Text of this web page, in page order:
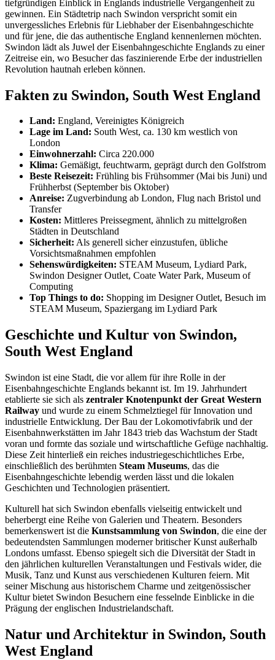
tiefgründigen Einblick in Englands industrielle Vergangenheit zu
gewinnen. Ein Städtetrip nach Swindon verspricht somit ein
unvergessliches Erlebnis für Liebhaber der Eisenbahngeschichte
und für jene, die das authentische England kennenlernen möchten.
Swindon lädt als Juwel der Eisenbahngeschichte Englands zu einer
Zeitreise ein, wo Besucher das faszinierende Erbe der industriellen
Revolution hautnah erleben können.
Fakten zu Swindon, South West England
Land: England, Vereinigtes Königreich
Lage im Land: South West, ca. 130 km westlich von
London
Einwohnerzahl: Circa 220.000
Klima: Gemäßigt, feuchtwarm, geprägt durch den Golfstrom
Beste Reisezeit: Frühling bis Frühsommer (Mai bis Juni) und
Frühherbst (September bis Oktober)
Anreise: Zugverbindung ab London, Flug nach Bristol und
Transfer
Kosten: Mittleres Preissegment, ähnlich zu mittelgroßen
Städten in Deutschland
Sicherheit: Als generell sicher einzustufen, übliche
Vorsichtsmaßnahmen empfohlen
Sehenswürdigkeiten: STEAM Museum, Lydiard Park,
Swindon Designer Outlet, Coate Water Park, Museum of
Computing
Top Things to do: Shopping im Designer Outlet, Besuch im
STEAM Museum, Spaziergang im Lydiard Park
Geschichte und Kultur von Swindon,
South West England
Swindon ist eine Stadt, die vor allem für ihre Rolle in der
Eisenbahngeschichte Englands bekannt ist. Im 19. Jahrhundert
etablierte sie sich als zentraler Knotenpunkt der Great Western
Railway und wurde zu einem Schmelztiegel für Innovation und
industrielle Entwicklung. Der Bau der Lokomotivfabrik und der
Eisenbahnwerkstätten im Jahr 1843 trieb das Wachstum der Stadt
voran und formte das soziale und wirtschaftliche Gefüge nachhaltig.
Diese Zeit hinterließ ein reiches industriegeschichtliches Erbe,
einschließlich des berühmten Steam Museums, das die
Eisenbahngeschichte lebendig werden lässt und die lokalen
Geschichten und Technologien präsentiert.
Kulturell hat sich Swindon ebenfalls vielseitig entwickelt und
beherbergt eine Reihe von Galerien und Theatern. Besonders
bemerkenswert ist die Kunstsammlung von Swindon, die eine der
bedeutendsten Sammlungen moderner britischer Kunst außerhalb
Londons umfasst. Ebenso spiegelt sich die Diversität der Stadt in
den jährlichen kulturellen Veranstaltungen und Festivals wider, die
Musik, Tanz und Kunst aus verschiedenen Kulturen feiern. Mit
seiner Mischung aus historischem Charme und zeitgenössischer
Kultur bietet Swindon Besuchern eine fesselnde Einblicke in die
Prägung der englischen Industrielandschaft.
Natur und Architektur in Swindon, South
West England